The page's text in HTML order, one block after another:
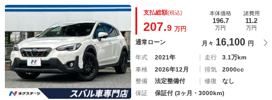
ド＆バックカメラ リアビークルディティクション 禁煙車
メモリ付パワーシート シートヒーター ＬＥＤヘッドライト
支払総額(税込)
207.9 万円
本体価格
196.7
万円
諸費用
11.2
万円
通常ローン 月々 16,100 円
年式 2021年 走行
3.1万km
車検
2026年12月 排気
2000cc
整備
法定整備付 修復
なし
保証
保証付 (3ヶ月・3000km)